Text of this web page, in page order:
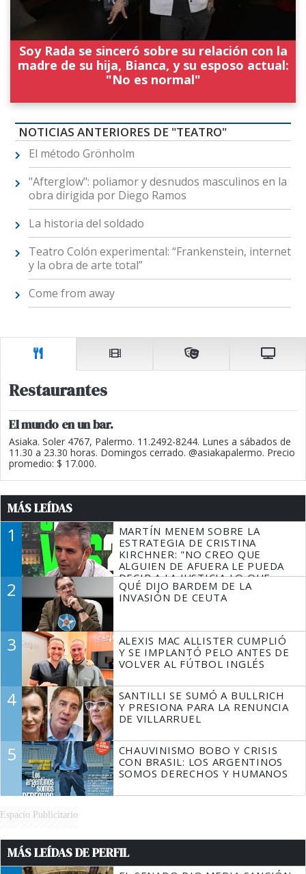
Soy Rada se sinceró sobre su relación con la
madre de su hija, Bianca, y su esposo actual:
"No es normal"
NOTICIAS ANTERIORES DE "TEATRO"
El método Grönholm
"Afterglow": poliamor y desnudos masculinos en la
obra dirigida por Diego Ramos
La historia del soldado
Teatro Colón experimental: “Frankenstein, internet
y la obra de arte total”
Come from away
Restaurantes
El mundo en un bar.
Asiaka. Soler 4767, Palermo. 11.2492-8244. Lunes a sábados de
11.30 a 23.30 horas. Domingos cerrado. @asiakapalermo. Precio
promedio: $ 17.000.
MÁS LEÍDAS
1
MARTÍN MENEM SOBRE LA
ESTRATEGIA DE CRISTINA
KIRCHNER: "NO CREO QUE
ALGUIEN DE AFUERA LE PUEDA
DECIR A LA JUSTICIA LO QUE
TIENE QUE HACER"
2
QUÉ DIJO BARDEM DE LA
INVASIÓN DE CEUTA
3
ALEXIS MAC ALLISTER CUMPLIÓ
Y SE IMPLANTÓ PELO ANTES DE
VOLVER AL FÚTBOL INGLÉS
4
SANTILLI SE SUMÓ A BULLRICH
Y PRESIONA PARA LA RENUNCIA
DE VILLARRUEL
5
CHAUVINISMO BOBO Y CRISIS
CON BRASIL: LOS ARGENTINOS
SOMOS DERECHOS Y HUMANOS
Espacio Publicitario
MÁS LEÍDAS DE PERFIL